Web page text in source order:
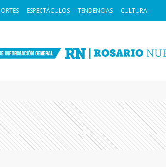
ESPECTÁCULOS TENDENCIAS CULTURA